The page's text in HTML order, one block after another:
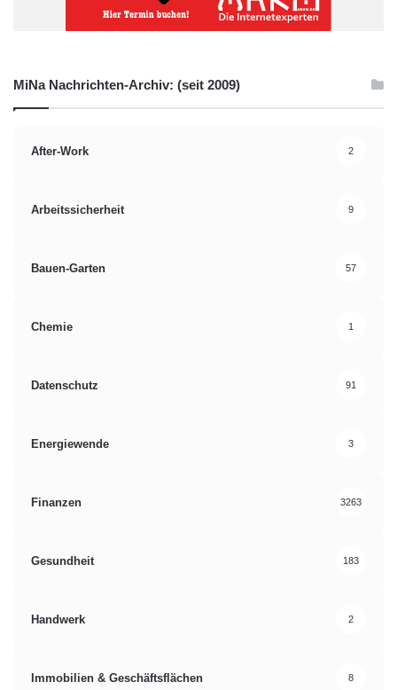
MiNa Nachrichten-Archiv: (seit 2009)
After-Work 2
Arbeitssicherheit 9
Bauen-Garten 57
Chemie 1
Datenschutz 91
Energiewende 3
Finanzen 3263
Gesundheit 183
Handwerk 2
Immobilien & Geschäftsflächen 8